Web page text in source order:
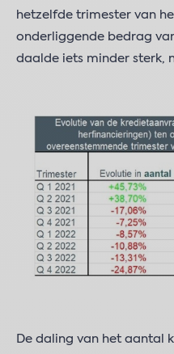
hetzelfde trimester van
onderliggende bedrag
daalde iets minder sterk,
De daling van het aantal